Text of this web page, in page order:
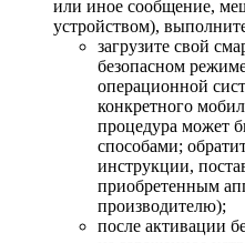
или иное сообщение,
устройством),
загрузите свой
безопасном
операционной
конкретного
процедура может
способами;
инструкции,
приобретенным
производителю);
после активации